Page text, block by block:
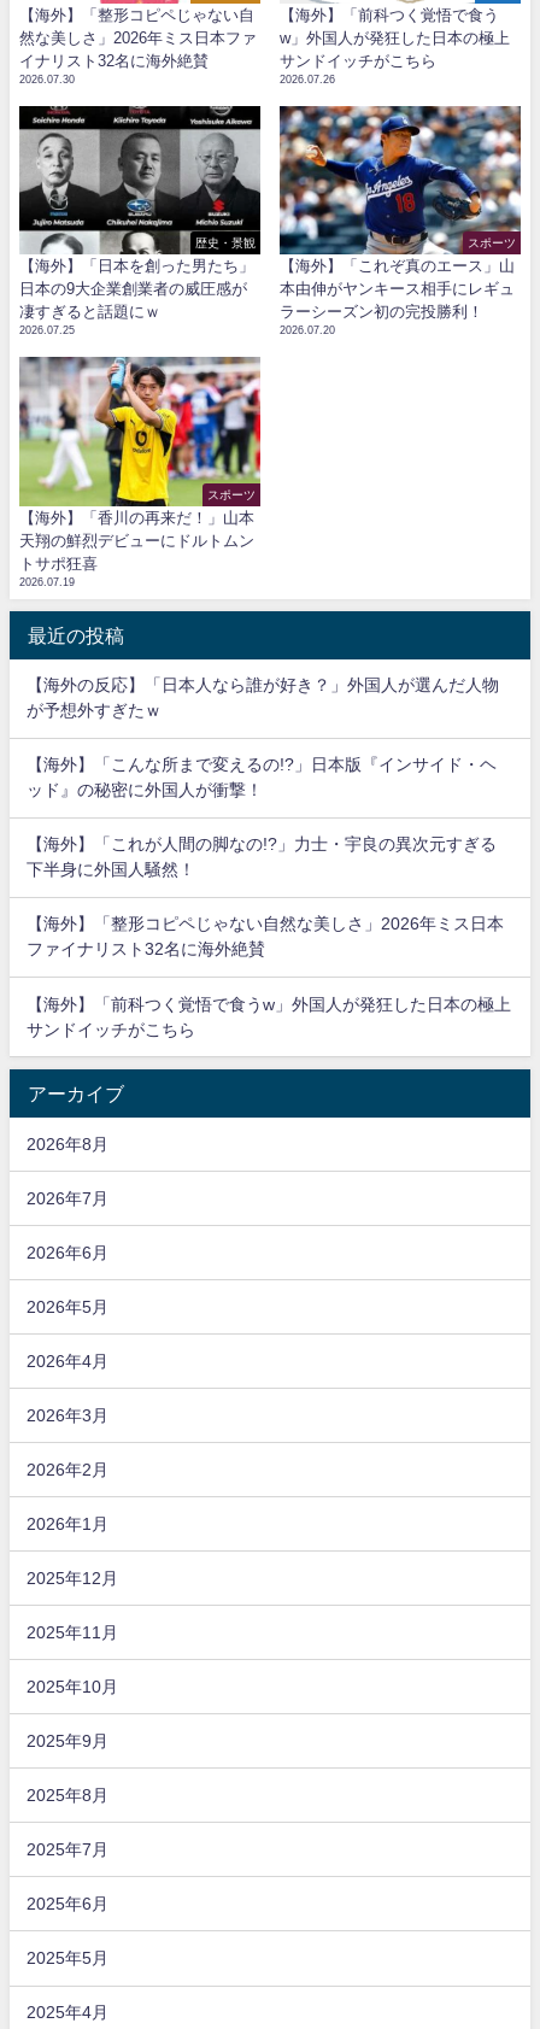
【海外】「整形コピペじゃない自
然な美しさ」2026年ミス日本ファ
イナリスト32名に海外絶賛
2026.07.30
【海外】「前科つく覚悟で食う
w」外国人が発狂した日本の極上
サンドイッチがこちら
2026.07.26
歴史・景観
【海外】「日本を創った男たち」
日本の9大企業創業者の威圧感が
凄すぎると話題にｗ
2026.07.25
スポーツ
【海外】「これぞ真のエース」山
本由伸がヤンキース相手にレギュ
ラーシーズン初の完投勝利！
2026.07.20
スポーツ
【海外】「香川の再来だ！」山本
天翔の鮮烈デビューにドルトムン
トサポ狂喜
2026.07.19
最近の投稿
【海外の反応】「日本人なら誰が好き？」外国人が選んだ人物
が予想外すぎたｗ
【海外】「こんな所まで変えるの!?」日本版『インサイド・ヘ
ッド』の秘密に外国人が衝撃！
【海外】「これが人間の脚なの!?」力士・宇良の異次元すぎる
下半身に外国人騒然！
【海外】「整形コピペじゃない自然な美しさ」2026年ミス日本
ファイナリスト32名に海外絶賛
【海外】「前科つく覚悟で食うw」外国人が発狂した日本の極上
サンドイッチがこちら
アーカイブ
2026年8月
2026年7月
2026年6月
2026年5月
2026年4月
2026年3月
2026年2月
2026年1月
2025年12月
2025年11月
2025年10月
2025年9月
2025年8月
2025年7月
2025年6月
2025年5月
2025年4月